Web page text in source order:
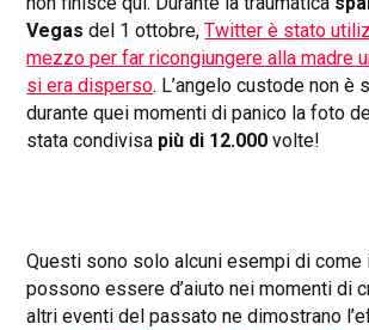
Vegasdel 1 ottobre,Twitter è stato
mezzo per far ricongiungere alla madre
si era disperso. L’angelo custode non è
durante quei momenti di panico la foto
stata condivisa più di 12.000 volte!
Questi sono solo alcuni esempi di come
possono essere d’aiuto nei momenti di
altri eventi del passato ne dimostrano